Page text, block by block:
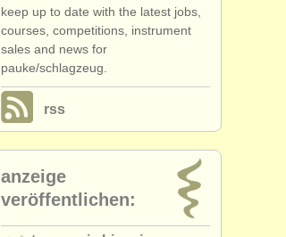
keep up to date with the latest jobs,
courses, competitions, instrument
sales and news for
pauke/schlagzeug.
rss
anzeige
veröffentlichen: